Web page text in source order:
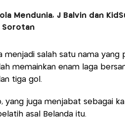
Mendunia, J Balvin dan
Sorotan
menjadi salah satu nama
memainkan enam laga
tiga gol.
yang juga menjabat sebagai
asal Belanda itu.